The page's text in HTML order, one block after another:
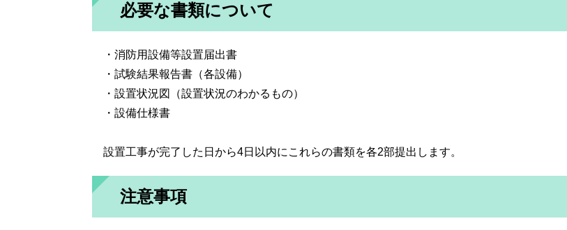
必要な書類について
・消防用設備等設置届出書
・試験結果報告書（各設備）
・設置状況図（設置状況のわかるもの）
・設備仕様書
設置工事が完了した日から4日以内にこれらの書類を各2部提出します。
注意事項